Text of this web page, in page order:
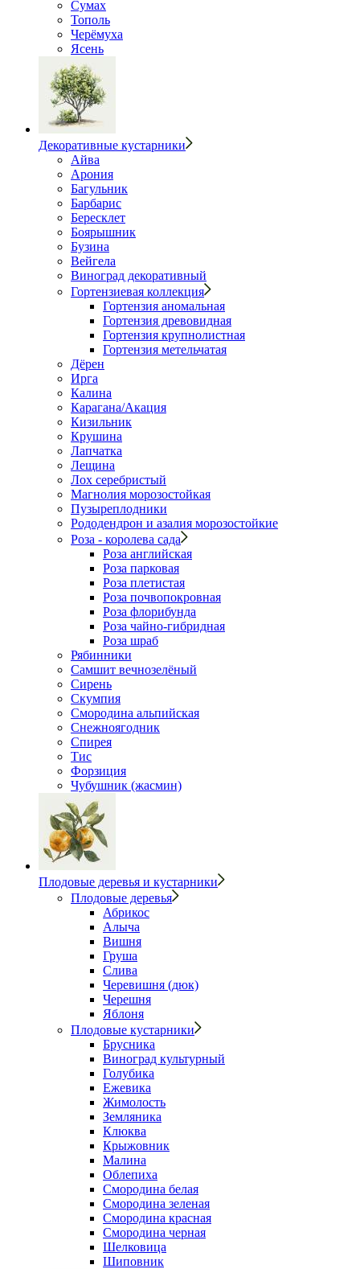
Сумах
Тополь
Черёмуха
Ясень
Декоративные кустарники
Айва
Арония
Багульник
Барбарис
Бересклет
Боярышник
Бузина
Вейгела
Виноград декоративный
Гортензиевая коллекция
Гортензия аномальная
Гортензия древовидная
Гортензия крупнолистная
Гортензия метельчатая
Дёрен
Ирга
Калина
Карагана/Акация
Кизильник
Крушина
Лапчатка
Лещина
Лох серебристый
Магнолия морозостойкая
Пузыреплодники
Рододендрон и азалия морозостойкие
Роза - королева сада
Роза английская
Роза парковая
Роза плетистая
Роза почвопокровная
Роза флорибунда
Роза чайно-гибридная
Роза шраб
Рябинники
Самшит вечнозелёный
Сирень
Скумпия
Смородина альпийская
Снежноягодник
Спирея
Тис
Форзиция
Чубушник (жасмин)
Плодовые деревья и кустарники
Плодовые деревья
Абрикос
Алыча
Вишня
Груша
Слива
Черевишня (дюк)
Черешня
Яблоня
Плодовые кустарники
Брусника
Виноград культурный
Голубика
Ежевика
Жимолость
Земляника
Клюква
Крыжовник
Малина
Облепиха
Смородина белая
Смородина зеленая
Смородина красная
Смородина черная
Шелковица
Шиповник